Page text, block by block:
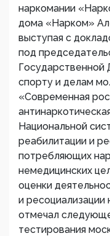
наркомании
дома «Нарком»
выступая с
под
Государственной
спорту и делам
«Современная
Национальной
реабилитации и
потребляющих
немедицинских
оценки
и ресоциализации
отмечал
тестирования